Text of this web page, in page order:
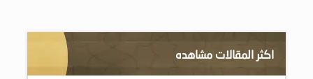
اكثر المقالات مشاهده